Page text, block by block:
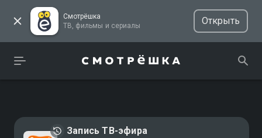
Смотрёшка
ТВ, фильмы и сериалы
Открыть
Запись ТВ-эфира